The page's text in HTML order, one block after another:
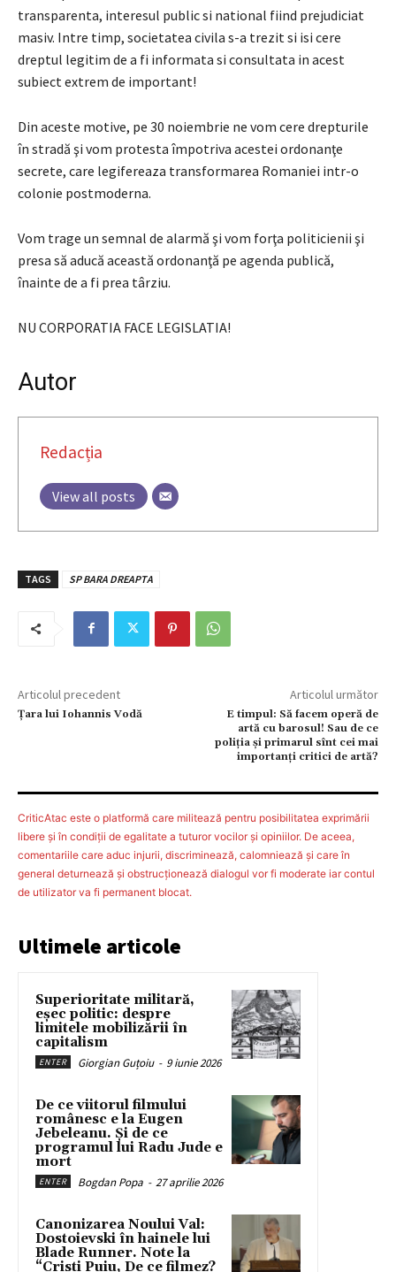
transparenta, interesul public si national fiind prejudiciat
masiv. Intre timp, societatea civila s-a trezit si isi cere
dreptul legitim de a fi informata si consultata in acest
subiect extrem de important!
Din aceste motive, pe 30 noiembrie ne vom cere drepturile
în stradă şi vom protesta împotriva acestei ordonanţe
secrete, care legifereaza transformarea Romaniei intr-o
colonie postmoderna.
Vom trage un semnal de alarmă şi vom forţa politicienii şi
presa să aducă această ordonanţă pe agenda publică,
înainte de a fi prea târziu.
NU CORPORATIA FACE LEGISLATIA!
Autor
Redacția
View all posts
TAGS SP BARA DREAPTA
Articolul precedent
Țara lui Iohannis Vodă
Articolul următor
E timpul: Să facem operă de
artă cu barosul! Sau de ce
poliţia şi primarul sînt cei mai
importanţi critici de artă?
CriticAtac este o platformă care militează pentru posibilitatea exprimării
libere şi în condiţii de egalitate a tuturor vocilor şi opiniilor. De aceea,
comentariile care aduc injurii, discriminează, calomniează şi care în
general deturnează şi obstrucţionează dialogul vor fi moderate iar contul
de utilizator va fi permanent blocat.
Ultimele articole
Superioritate militară,
eșec politic: despre
limitele mobilizării în
capitalism
ENTER Giorgian Guțoiu - 9 iunie 2026
De ce viitorul filmului
românesc e la Eugen
Jebeleanu. Și de ce
programul lui Radu Jude e
mort
ENTER Bogdan Popa - 27 aprilie 2026
Canonizarea Noului Val:
Dostoievski în hainele lui
Blade Runner. Note la
“Cristi Puiu, De ce filmez?